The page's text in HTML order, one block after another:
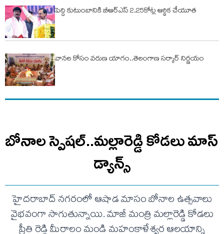
పెద్ది కుటుంబానికి బీఆర్ఎస్ 2.25కోట్ల ఆర్థిక చేయూత
వానల కోసం వరుణ యాగం..తెలంగాణ సర్కార్ నిర్ణయం
బోనాల స్పెషల్..మల్లారెడ్డి కోడలు మాస్
డ్యాన్స్
హైదరాబాద్ నగరంలో ఆషాడ మాసం బోనాల ఉత్సవాలు
వైభవంగా సాగుతున్నాయి. మాజీ మంత్రి మల్లారెడ్డి కోడలు
ప్రీతి రెడ్డి మీరాలం మండి మహంకాళేశ్వర ఆలయాన్ని